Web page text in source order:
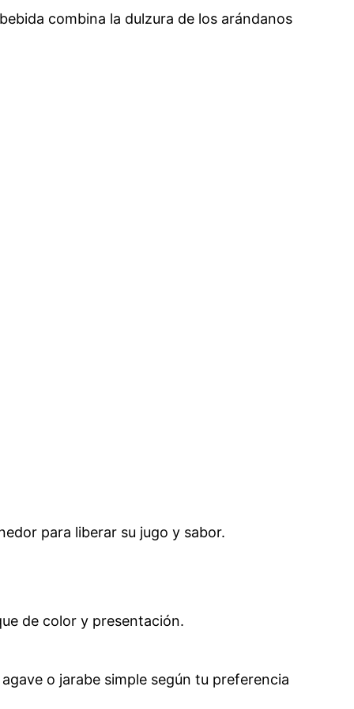
combina la dulzura de los arándanos
para liberar su jugo y sabor.
de color y presentación.
o jarabe simple según tu preferencia